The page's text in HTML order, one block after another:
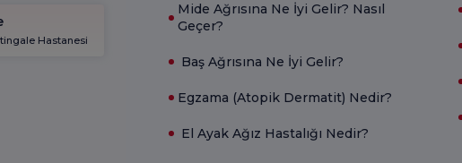
Hastanesi
Mide Ağrısına Ne İyi Gelir? Nasıl
Geçer?
Baş Ağrısına Ne İyi Gelir?
Egzama (Atopik Dermatit) Nedir?
El Ayak Ağız Hastalığı Nedir?